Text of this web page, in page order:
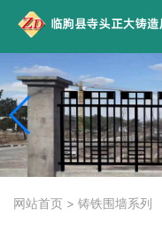
网站首页 > 铸铁围墙系列